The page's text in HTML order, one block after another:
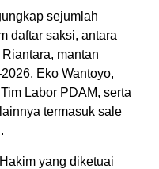
sejumlah
daftar saksi, antara
mantan
Eko Wantoyo,
Labor PDAM, serta
termasuk sale
yang diketuai